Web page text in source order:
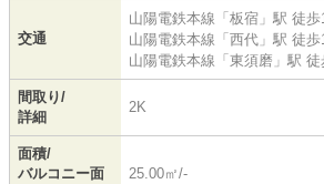
交通
山陽電鉄本線 「 板宿 」駅 徒歩
山陽電鉄本線 「 西代 」駅 徒歩
山陽電鉄本線 「 東須磨 」駅
間取り/
詳細
2K
面積/
バルコニー面
25.00㎡/-